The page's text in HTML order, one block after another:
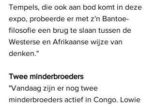
Tempels, die ook aan bod komt in deze
expo, probeerde er met z'n Bantoe-
filosofie een brug te slaan tussen de
Westerse en Afrikaanse wijze van
denken."
Twee minderbroeders
"Vandaag zijn er nog twee
minderbroeders actief in Congo. Lowie